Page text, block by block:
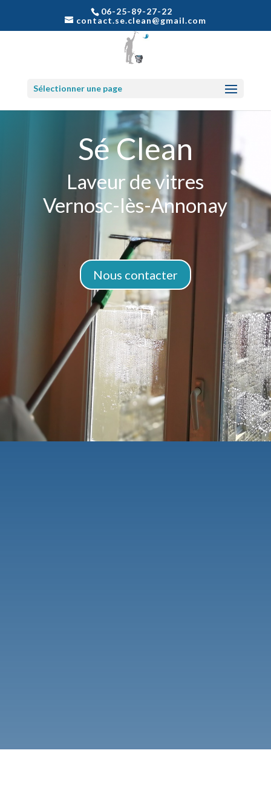
06-25-89-27-22
contact.se.clean@gmail.com
Sélectionner une page
Sé Clean
Laveur de vitres
Vernosc-lès-Annonay
Nous contacter